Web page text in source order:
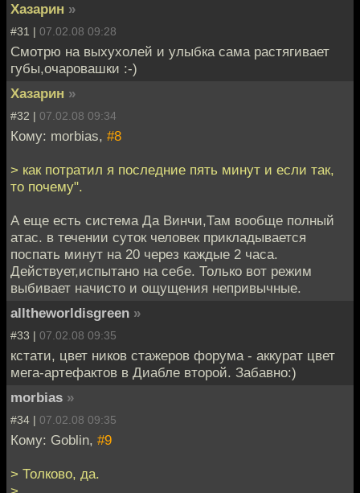
как защитник Вечного
огня уже не мог
сопротивляться, его
ограбили и стали в
буквальном смысле
поджаривать на
Вечном огне, держа
за руки и за ноги.
Хазарин »
#31 | 07.02.08 09:28
Смотрю на выхухолей и улыбка сама растягивает
губы,очаровашки :-)
Хазарин »
#32 | 07.02.08 09:34
Кому: morbias, #8
> как потратил я последние пять минут и если так,
то почему".
А еще есть система Да Винчи,Там вообще полный
атас. в течении суток человек прикладывается
поспать минут на 20 через каждые 2 часа.
Действует,испытано на себе. Только вот режим
выбивает начисто и ощущения непривычные.
alltheworldisgreen »
#33 | 07.02.08 09:35
кстати, цвет ников стажеров форума - аккурат цвет
мега-артефактов в Диабле второй. Забавно:)
morbias »
#34 | 07.02.08 09:35
Кому: Goblin, #9
> Толково, да.